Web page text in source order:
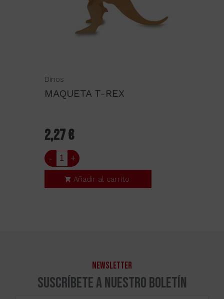
Dinos
MAQUETA T-REX
2,27 €
- +
Añadir al carrito
NEWSLETTER
Suscríbete a nuestro boletín